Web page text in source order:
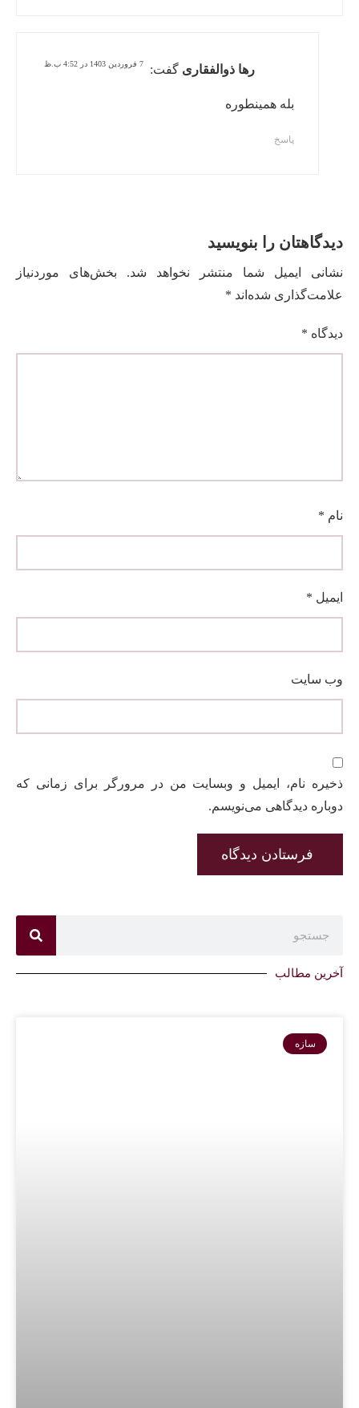
رها ذوالفقاری گفت: 7 فروردین 1403 در 4:52 ب.ظ
بله همینطوره
پاسخ
دیدگاهتان را بنویسید
نشانی ایمیل شما منتشر نخواهد شد.
بخش‌های موردنیاز
علامت‌گذاری شده‌اند *
دیدگاه *
نام *
ایمیل *
وب‌ سایت
ذخیره نام، ایمیل و وبسایت من در مرورگر برای زمانی که
دوباره دیدگاهی می‌نویسم.
آخرین مطالب
سازه